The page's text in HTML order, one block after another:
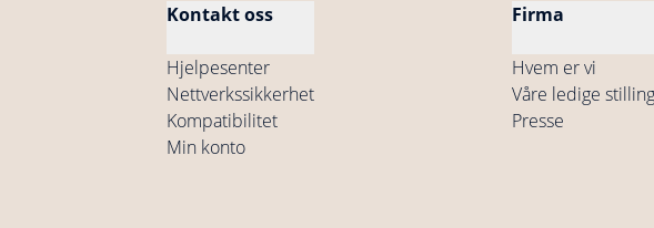
Kontakt oss
Hjelpesenter
Nettverkssikkerhet
Kompatibilitet
Min konto
Firma
Hvem er vi
Våre ledige
Presse